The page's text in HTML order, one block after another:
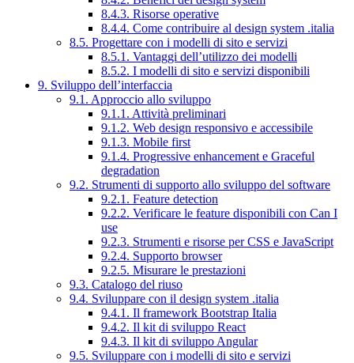
8.4.3. Risorse operative
8.4.4. Come contribuire al design system .italia
8.5. Progettare con i modelli di sito e servizi
8.5.1. Vantaggi dell’utilizzo dei modelli
8.5.2. I modelli di sito e servizi disponibili
9. Sviluppo dell’interfaccia
9.1. Approccio allo sviluppo
9.1.1. Attività preliminari
9.1.2. Web design responsivo e accessibile
9.1.3. Mobile first
9.1.4. Progressive enhancement e Graceful
degradation
9.2. Strumenti di supporto allo sviluppo del software
9.2.1. Feature detection
9.2.2. Verificare le feature disponibili con Can I
use
9.2.3. Strumenti e risorse per CSS e JavaScript
9.2.4. Supporto browser
9.2.5. Misurare le prestazioni
9.3. Catalogo del riuso
9.4. Sviluppare con il design system .italia
9.4.1. Il framework Bootstrap Italia
9.4.2. Il kit di sviluppo React
9.4.3. Il kit di sviluppo Angular
9.5. Sviluppare con i modelli di sito e servizi